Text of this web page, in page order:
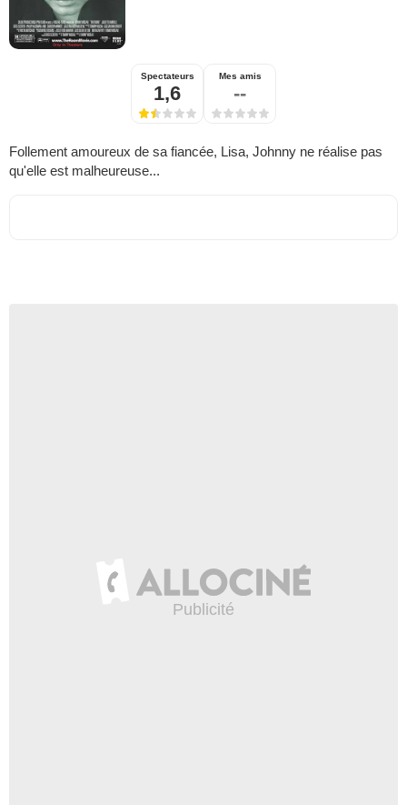
Spectateurs
1,6
Mes amis
--
Follement amoureux de sa fiancée, Lisa, Johnny ne réalise pas
qu'elle est malheureuse...